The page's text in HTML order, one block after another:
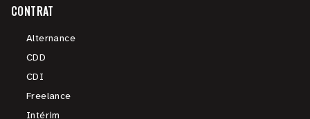
CONTRAT
Alternance
CDD
CDI
Freelance
Intérim